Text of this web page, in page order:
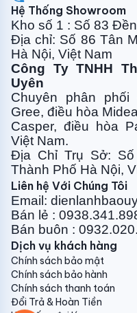
250.000vnđ/bộ
10. Vật tư phụ:
- Máy treo: 50.000vnđ/
- Máy tủ casssete:
- Attomat 1 pha :
- Attomat 3 pha :
Quý khách hàng vui
vấn thêm về vật tư và
hòa, cũng như giá cả
Gửi phản hồi
Hệ Thống Showroom
Kho số 1 : Số 83
Địa chỉ: Số 86 Tân
Hà Nội, Việt Nam
Công Ty TNHH
Uyên
Chuyên phân
Gree, điều hòa
Casper, điều hòa
Việt Nam.
Địa Chỉ Trụ Sở:
Thành Phố Hà Nội,
Liên hệ Với Chúng Tôi
Email:
Bán lẻ :
Bán buôn :
Dịch vụ khách hàng
Chính sách bảo mật
Chính sách bảo hành
Chính sách thanh toán
Đổi Trả & Hoàn Tiền